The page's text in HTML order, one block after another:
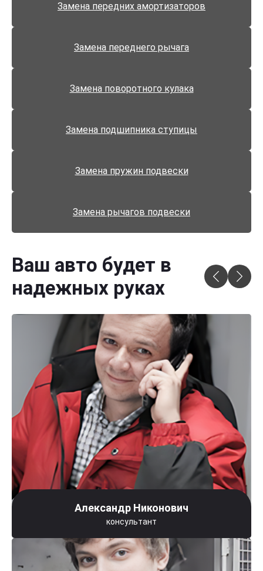
Замена передних амортизаторов
Замена переднего рычага
Замена поворотного кулака
Замена подшипника ступицы
Замена пружин подвески
Замена рычагов подвески
Ваш авто будет в
надежных руках
Александр Никонович
консультант